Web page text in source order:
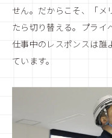
せん。だからこそ、「メ
たら切り替える。プライ
仕事中のレスポンスは誰
ています。